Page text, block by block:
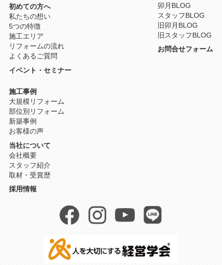
初めての方へ
私たちの想い
5つの特徴
施工エリア
リフォームの流れ
よくあるご質問
イベント・セミナー
施工事例
大規模リフォーム
部位別リフォーム
新築事例
お客様の声
当社について
会社概要
スタッフ紹介
取材・受賞歴
採用情報
卯月BLOG
スタッフBLOG
旧卯月BLOG
旧スタッフBLOG
お問合せフォーム